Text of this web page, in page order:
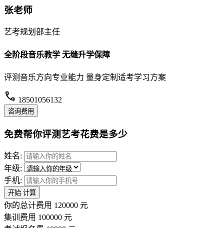
张老师
艺考规划部主任
全阶段音乐教学 无缝升学保障
评测音乐方向专业能力 量身定制适考学习方案
call 18501056132
咨询费用
免费帮你评测艺考花费是多少
姓名:
年级:
手机:
开始 计算
你的总计费用 120000 元
集训费用 100000 元